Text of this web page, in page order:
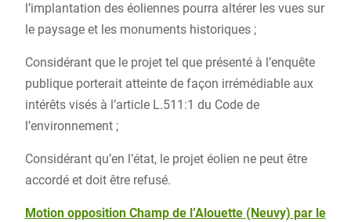
l’implantation des éoliennes pourra altérer les vues sur
le paysage et les monuments historiques ;
Considérant que le projet tel que présenté à l’enquête
publique porterait atteinte de façon irrémédiable aux
intérêts visés à l’article L.511:1 du Code de
l’environnement ;
Considérant qu’en l’état, le projet éolien ne peut être
accordé et doit être refusé.
Motion opposition Champ de l’Alouette (Neuvy) par le